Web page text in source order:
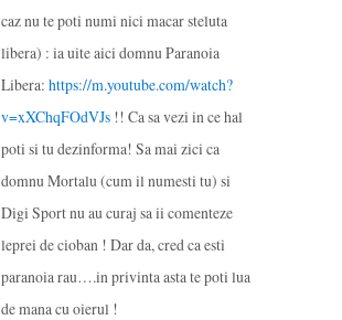
caz nu te poti numi nici macar steluta
libera) : ia uite aici domnu Paranoia
Libera: https://m.youtube.com/watch?
v=xXChqFOdVJs !! Ca sa vezi in ce hal
poti si tu dezinforma! Sa mai zici ca
domnu Mortalu (cum il numesti tu) si
Digi Sport nu au curaj sa ii comenteze
leprei de cioban ! Dar da, cred ca esti
paranoia rau….in privinta asta te poti lua
de mana cu oierul !